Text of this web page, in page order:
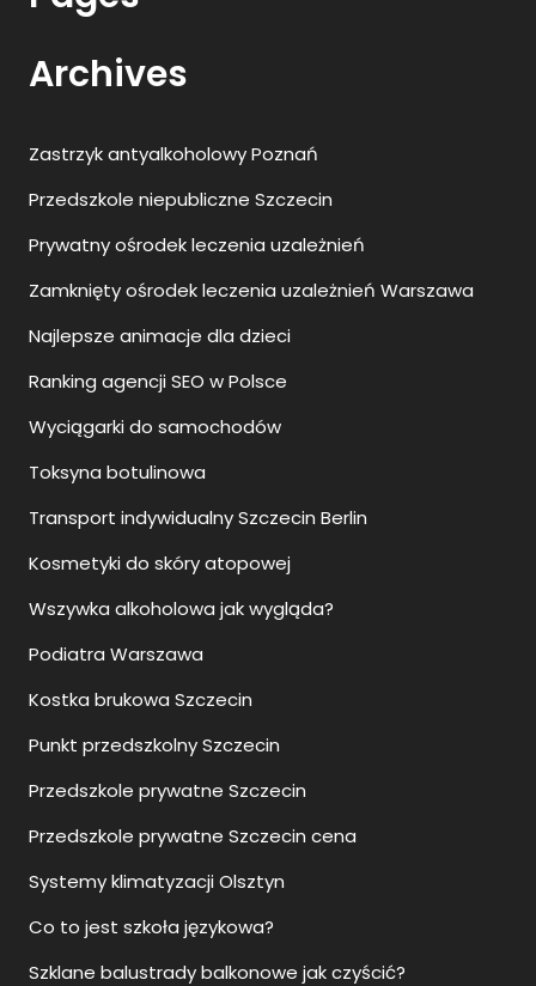
Archives
Zastrzyk antyalkoholowy Poznań
Przedszkole niepubliczne Szczecin
Prywatny ośrodek leczenia uzależnień
Zamknięty ośrodek leczenia uzależnień Warszawa
Najlepsze animacje dla dzieci
Ranking agencji SEO w Polsce
Wyciągarki do samochodów
Toksyna botulinowa
Transport indywidualny Szczecin Berlin
Kosmetyki do skóry atopowej
Wszywka alkoholowa jak wygląda?
Podiatra Warszawa
Kostka brukowa Szczecin
Punkt przedszkolny Szczecin
Przedszkole prywatne Szczecin
Przedszkole prywatne Szczecin cena
Systemy klimatyzacji Olsztyn
Co to jest szkoła językowa?
Szklane balustrady balkonowe jak czyścić?